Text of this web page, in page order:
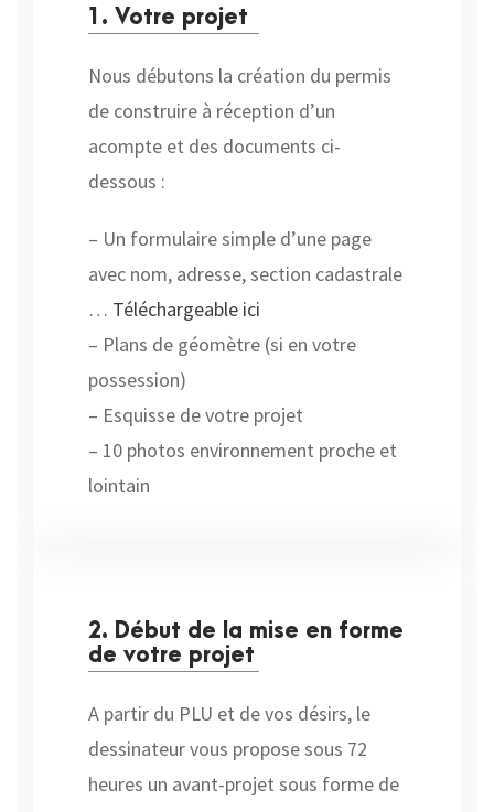
1. Votre projet
Nous débutons la création du permis
de construire à réception d’un
acompte et des documents ci-
dessous :
– Un formulaire simple d’une page
avec nom, adresse, section cadastrale
… Téléchargeable ici
– Plans de géomètre (si en votre
possession)
– Esquisse de votre projet
– 10 photos environnement proche et
lointain
2. Début de la mise en forme
de votre projet
A partir du PLU et de vos désirs, le
dessinateur vous propose sous 72
heures un avant-projet sous forme de